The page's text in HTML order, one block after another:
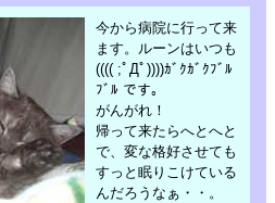
今から病院に行って来
ます。ルーンはいつも
(((( ;ﾟДﾟ))))ｶﾞｸｶﾞｸﾌﾞﾙ
ﾌﾞﾙ です。
がんがれ！
帰って来たらへとへと
で、変な格好させても
すっと眠りこけている
んだろうなぁ・・。